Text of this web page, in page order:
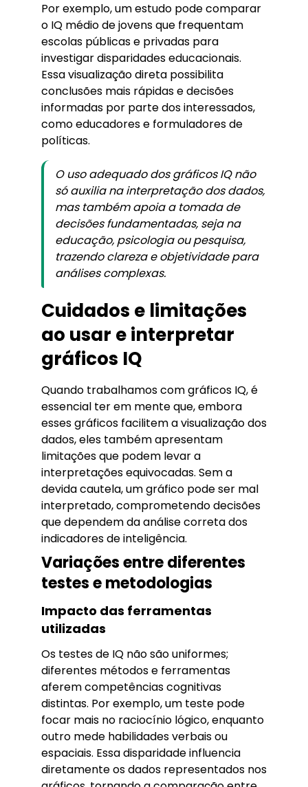
Por exemplo, um estudo pode comparar
o IQ médio de jovens que frequentam
escolas públicas e privadas para
investigar disparidades educacionais.
Essa visualização direta possibilita
conclusões mais rápidas e decisões
informadas por parte dos interessados,
como educadores e formuladores de
políticas.
O uso adequado dos gráficos IQ não
só auxilia na interpretação dos dados,
mas também apoia a tomada de
decisões fundamentadas, seja na
educação, psicologia ou pesquisa,
trazendo clareza e objetividade para
análises complexas.
Cuidados e limitações
ao usar e interpretar
gráficos IQ
Quando trabalhamos com gráficos IQ, é
essencial ter em mente que, embora
esses gráficos facilitem a visualização dos
dados, eles também apresentam
limitações que podem levar a
interpretações equivocadas. Sem a
devida cautela, um gráfico pode ser mal
interpretado, comprometendo decisões
que dependem da análise correta dos
indicadores de inteligência.
Variações entre diferentes
testes e metodologias
Impacto das ferramentas
utilizadas
Os testes de IQ não são uniformes;
diferentes métodos e ferramentas
aferem competências cognitivas
distintas. Por exemplo, um teste pode
focar mais no raciocínio lógico, enquanto
outro mede habilidades verbais ou
espaciais. Essa disparidade influencia
diretamente os dados representados nos